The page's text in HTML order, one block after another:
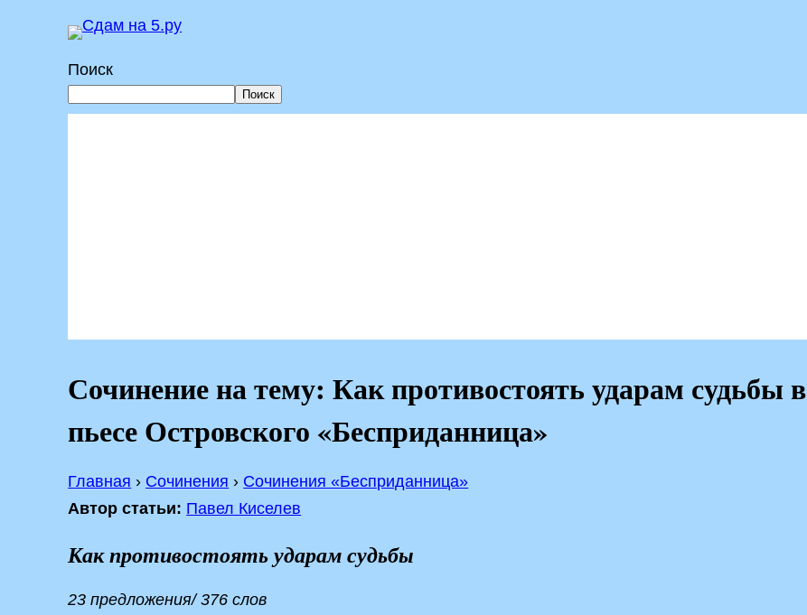
Перейти
к
содержимому
Поиск
Поиск
Сочинение на тему: Как противостоять ударам судьбы в
пьесе Островского «Бесприданница»
Главная › Сочинения › Сочинения «Бесприданница»
Автор статьи: Павел Киселев
Как противостоять ударам судьбы
23 предложения/ 376 слов